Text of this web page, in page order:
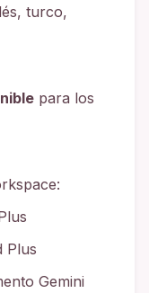
turco,
para los
Plus
Gemini